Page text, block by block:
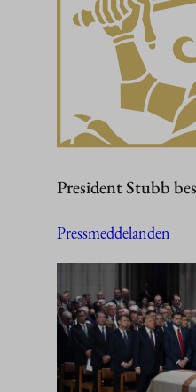
President Stubb
Pressmeddelanden